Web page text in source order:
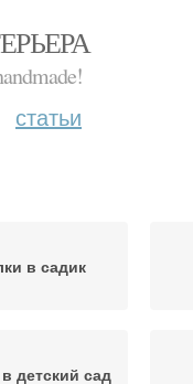
статьи
в садик
детский сад